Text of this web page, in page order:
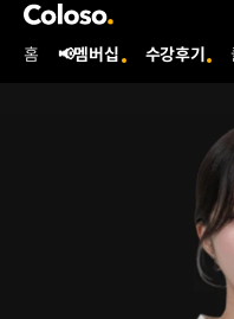
콜로소
Coloso Menu
홈 📢멤버십 수강후기